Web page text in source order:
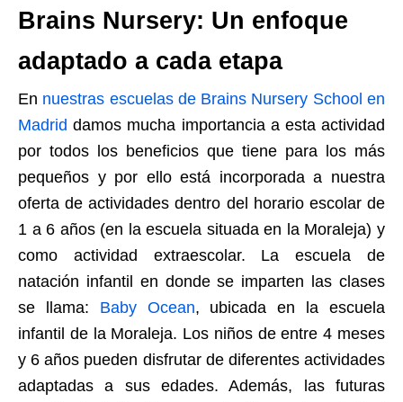
Brains Nursery: Un enfoque
adaptado a cada etapa
En nuestras escuelas de Brains Nursery School en
Madrid damos mucha importancia a esta actividad
por todos los beneficios que tiene para los más
pequeños y por ello está incorporada a nuestra
oferta de actividades dentro del horario escolar de
1 a 6 años (en la escuela situada en la Moraleja) y
como actividad extraescolar. La escuela de
natación infantil en donde se imparten las clases
se llama: Baby Ocean, ubicada en la escuela
infantil de la Moraleja. Los niños de entre 4 meses
y 6 años pueden disfrutar de diferentes actividades
adaptadas a sus edades. Además, las futuras